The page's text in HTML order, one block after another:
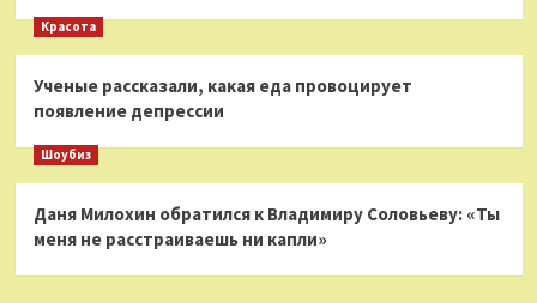
Красота
Ученые рассказали, какая еда провоцирует
появление депрессии
Шоубиз
Даня Милохин обратился к Владимиру Соловьеву: «Ты
меня не расстраиваешь ни капли»